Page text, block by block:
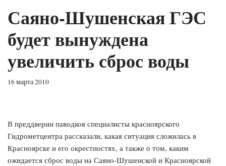
Саяно-Шушенская ГЭС
будет вынуждена
увеличить сброс воды
16 марта 2010
В преддверии паводков специалисты красноярского
Гидрометцентра рассказали, какая ситуация сложилась в
Красноярске и его окрестностях, а также о том, каким
ожидается сброс воды на Саяно-Шушенской и Красноярской